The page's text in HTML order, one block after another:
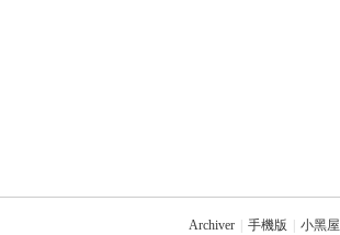
Archiver 手機版 小黑屋